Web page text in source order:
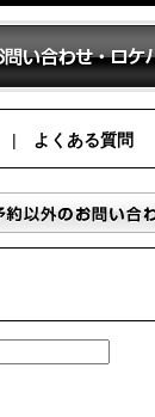
よくある質問